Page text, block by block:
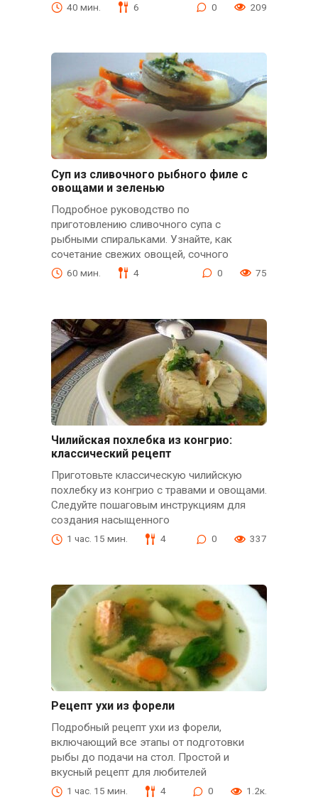
40 мин. 6 0 209
Суп из сливочного рыбного филе с
овощами и зеленью
Подробное руководство по
приготовлению сливочного супа с
рыбными спиральками. Узнайте, как
сочетание свежих овощей, сочного
60 мин. 4 0 75
Чилийская похлебка из конгрио:
классический рецепт
Приготовьте классическую чилийскую
похлебку из конгрио с травами и овощами.
Следуйте пошаговым инструкциям для
создания насыщенного
1 час. 15 мин. 4 0 337
Рецепт ухи из форели
Подробный рецепт ухи из форели,
включающий все этапы от подготовки
рыбы до подачи на стол. Простой и
вкусный рецепт для любителей
1 час. 15 мин. 4 0 1.2к.